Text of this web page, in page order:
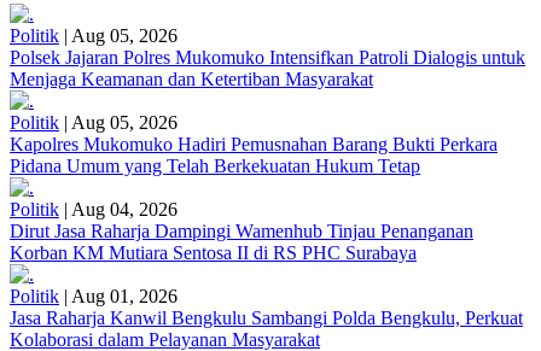
Politik | Aug 05, 2026
Polsek Jajaran Polres Mukomuko Intensifkan Patroli Dialogis untuk
Menjaga Keamanan dan Ketertiban Masyarakat
Politik | Aug 05, 2026
Kapolres Mukomuko Hadiri Pemusnahan Barang Bukti Perkara
Pidana Umum yang Telah Berkekuatan Hukum Tetap
Politik | Aug 04, 2026
Dirut Jasa Raharja Dampingi Wamenhub Tinjau Penanganan
Korban KM Mutiara Sentosa II di RS PHC Surabaya
Politik | Aug 01, 2026
Jasa Raharja Kanwil Bengkulu Sambangi Polda Bengkulu, Perkuat
Kolaborasi dalam Pelayanan Masyarakat